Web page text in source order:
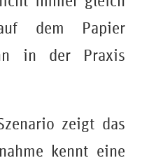
dem Papier
in der Praxis
zeigt das
kennt eine